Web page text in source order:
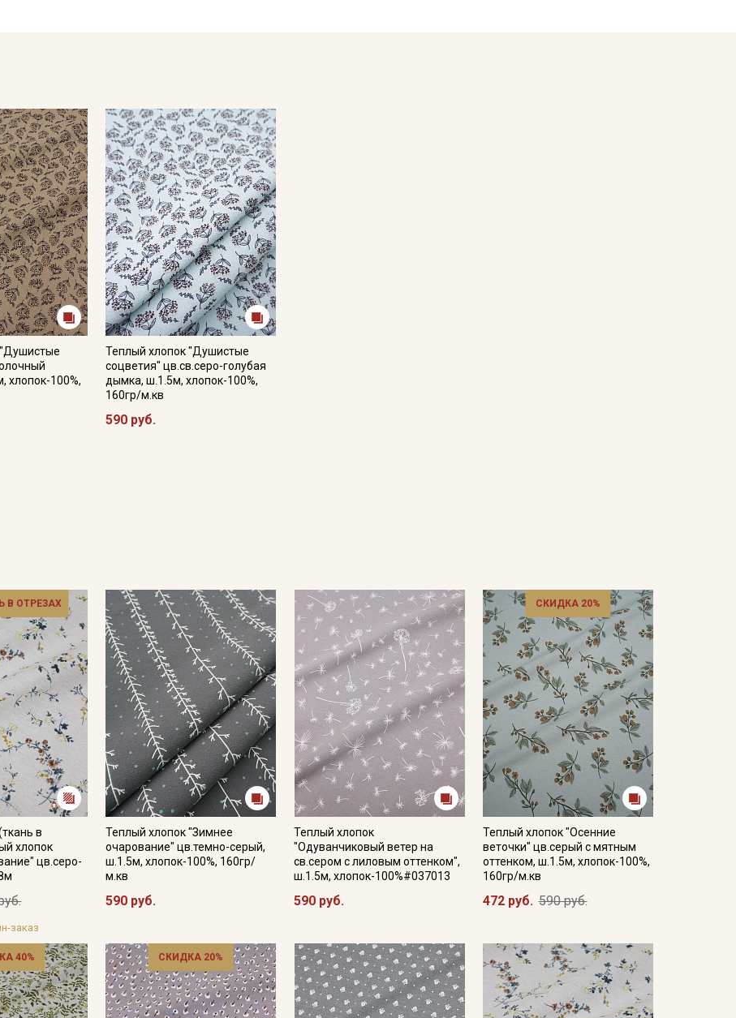
хлопок-100%,
Теплый хлопок "Душистые
соцветия" цв.св.серо-голубая
дымка, ш.1.5м, хлопок-100%,
160гр/м.кв
590 руб.
В ОТРЕЗАХ
в
хлопок
цв.серо-
заказ
Теплый хлопок "Зимнее
очарование" цв.темно-серый,
ш.1.5м, хлопок-100%, 160гр/
м.кв
590 руб.
Теплый хлопок
"Одуванчиковый ветер на
св.сером с лиловым оттенком",
ш.1.5м, хлопок-100%#037013
590 руб.
СКИДКА 20%
Теплый хлопок "Осенние
веточки" цв.серый с мятным
оттенком, ш.1.5м, хлопок-100%,
160гр/м.кв
472 руб. 590 руб.
40% СКИДКА 20%
Купава
Мы публикуем здесь дополнительные
промокоды и скидки до 30% на узкие
категории тканей
Электронная почта
Подписаться
Ознакомлен(а) сПолитикой обработки персональных
и даюСогласие на обработку персональных
данных
Согласие на получение рекламных и
информационных рассылок